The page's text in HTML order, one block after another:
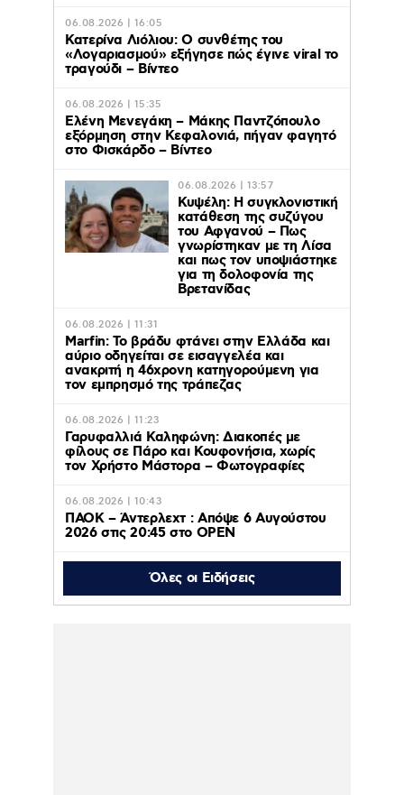
06.08.2026 | 16:05
Κατερίνα Λιόλιου: Ο συνθέτης του
«Λογαριασμού» εξήγησε πώς έγινε viral το
τραγούδι – Βίντεο
06.08.2026 | 15:35
Ελένη Μενεγάκη – Μάκης Παντζόπουλο
εξόρμηση στην Κεφαλονιά, πήγαν φαγητό
στο Φισκάρδο – Βίντεο
06.08.2026 | 13:57
Κυψέλη: Η συγκλονιστική
κατάθεση της συζύγου
του Αφγανού – Πως
γνωρίστηκαν με τη Λίσα
και πως τον υποψιάστηκε
για τη δολοφονία της
Βρετανίδας
06.08.2026 | 11:31
Marfin: Το βράδυ φτάνει στην Ελλάδα και
αύριο οδηγείται σε εισαγγελέα και
ανακριτή η 46χρονη κατηγορούμενη για
τον εμπρησμό της τράπεζας
06.08.2026 | 11:23
Γαρυφαλλιά Καληφώνη: Διακοπές με
φίλους σε Πάρο και Κουφονήσια, χωρίς
τον Χρήστο Μάστορα – Φωτογραφίες
06.08.2026 | 10:43
ΠΑΟΚ – Άντερλεχτ : Απόψε 6 Αυγούστου
2026 στις 20:45 στο ΟΡΕΝ
Όλες οι Ειδήσεις